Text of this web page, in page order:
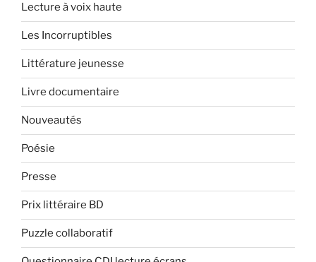
Lecture à voix haute
Les Incorruptibles
Littérature jeunesse
Livre documentaire
Nouveautés
Poésie
Presse
Prix littéraire BD
Puzzle collaboratif